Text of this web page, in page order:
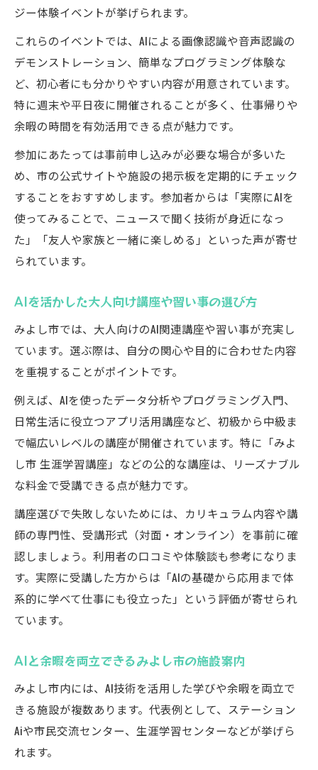
ジー体験イベントが挙げられます。
これらのイベントでは、AIによる画像認識や音声認識の
デモンストレーション、簡単なプログラミング体験な
ど、初心者にも分かりやすい内容が用意されています。
特に週末や平日夜に開催されることが多く、仕事帰りや
余暇の時間を有効活用できる点が魅力です。
参加にあたっては事前申し込みが必要な場合が多いた
め、市の公式サイトや施設の掲示板を定期的にチェック
することをおすすめします。参加者からは「実際にAIを
使ってみることで、ニュースで聞く技術が身近になっ
た」「友人や家族と一緒に楽しめる」といった声が寄せ
られています。
AIを活かした大人向け講座や習い事の選び方
みよし市では、大人向けのAI関連講座や習い事が充実し
ています。選ぶ際は、自分の関心や目的に合わせた内容
を重視することがポイントです。
例えば、AIを使ったデータ分析やプログラミング入門、
日常生活に役立つアプリ活用講座など、初級から中級ま
で幅広いレベルの講座が開催されています。特に「みよ
し市 生涯学習講座」などの公的な講座は、リーズナブル
な料金で受講できる点が魅力です。
講座選びで失敗しないためには、カリキュラム内容や講
師の専門性、受講形式（対面・オンライン）を事前に確
認しましょう。利用者の口コミや体験談も参考になりま
す。実際に受講した方からは「AIの基礎から応用まで体
系的に学べて仕事にも役立った」という評価が寄せられ
ています。
AIと余暇を両立できるみよし市の施設案内
みよし市内には、AI技術を活用した学びや余暇を両立で
きる施設が複数あります。代表例として、ステーション
Aiや市民交流センター、生涯学習センターなどが挙げら
れます。